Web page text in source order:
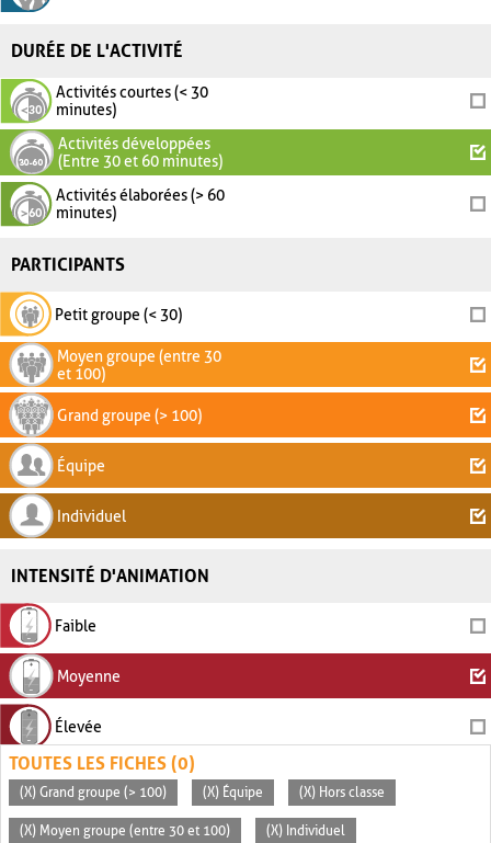
DURÉE DE L'ACTIVITÉ
Activités courtes (< 30
minutes)
Activités développées
(Entre 30 et 60 minutes)
Activités élaborées (> 60
minutes)
PARTICIPANTS
Petit groupe (< 30)
Moyen groupe (entre 30
et 100)
Grand groupe (> 100)
Équipe
Individuel
INTENSITÉ D'ANIMATION
Faible
Moyenne
Élevée
TOUTES LES FICHES (0)
(X) Grand groupe (> 100) (X) Équipe (X) Hors classe
(X) Moyen groupe (entre 30 et 100) (X) Individuel